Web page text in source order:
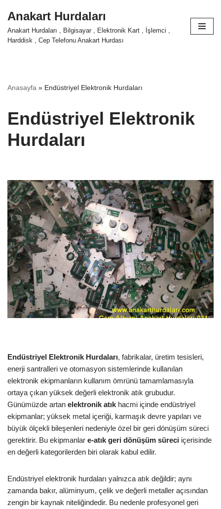
İçeriğe
geç
Anakart Hurdaları
Anakart Hurdaları , Bilgisayar , Elektronik Kart , İşlemci ,
Harddisk , Cep Telefonu Anakart Hurdası
Anasayfa » Endüstriyel Elektronik Hurdaları
Endüstriyel Elektronik
Hurdaları
Endüstriyel Elektronik Hurdaları, fabrikalar, üretim tesisleri,
enerji santralleri ve otomasyon sistemlerinde kullanılan
elektronik ekipmanların kullanım ömrünü tamamlamasıyla
ortaya çıkan yüksek değerli elektronik atık grubudur.
Günümüzde artan elektronik atık hacmi içinde endüstriyel
ekipmanlar; yüksek metal içeriği, karmaşık devre yapıları ve
büyük ölçekli bileşenleri nedeniyle özel bir geri dönüşüm süreci
gerektirir. Bu ekipmanlar e-atık geri dönüşüm süreci içerisinde
en değerli kategorilerden biri olarak kabul edilir.
Endüstriyel elektronik hurdaları yalnızca atık değildir; aynı
zamanda bakır, alüminyum, çelik ve değerli metaller açısından
zengin bir kaynak niteliğindedir. Bu nedenle profesyonel geri